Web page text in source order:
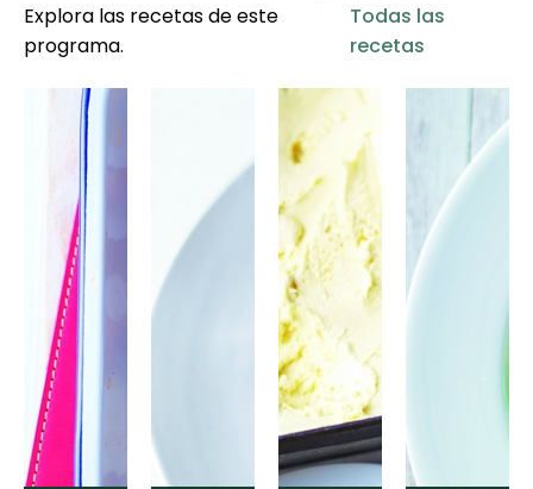
Explora las recetas de este
programa.
Todas las
recetas